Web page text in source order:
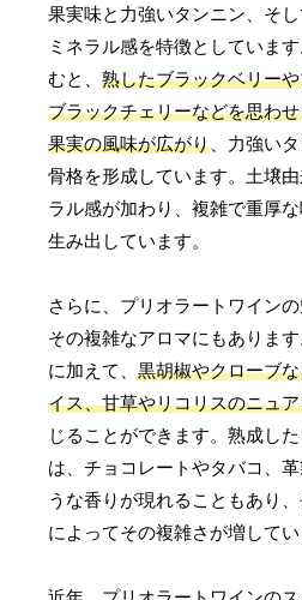
果実味と力強いタンニン、そ
ミネラル感を特徴としていま
むと、熟したブラックベリー
ブラックチェリーなどを思わ
果実の風味が広がり、力強い
骨格を形成しています。土壌
ラル感が加わり、複雑で重厚
生み出しています。
さらに、プリオラートワインの
その複雑なアロマにもありま
に加えて、黒胡椒やクローブ
イス、甘草やリコリスのニュ
じることができます。熟成し
は、チョコレートやタバコ、革
うな香りが現れることもあり
によってその複雑さが増してい